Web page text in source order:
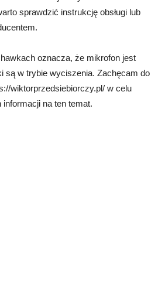
sprawdzić instrukcję obsługi lub
oznacza, że mikrofon jest
są w trybie wyciszenia. Zachęcam do
wiktorprzedsiebiorczy.pl/ w celu
na ten temat.